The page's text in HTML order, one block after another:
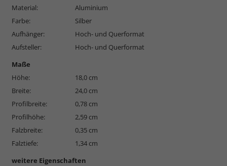
Material:
Aluminium
Farbe:
Silber
Aufhänger:
Hoch- und Querformat
Aufsteller:
Hoch- und Querformat
Maße
Höhe:
18,0 cm
Breite:
24,0 cm
Profilbreite:
0,78 cm
Profilhöhe:
2,59 cm
Falzbreite:
0,35 cm
Falztiefe:
1,34 cm
weitere Eigenschaften